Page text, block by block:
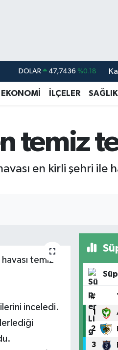
DOLAR 47,7436 %0.18
EURO 55,2510 %0.32
BİST100 13.779 %-14
EKONOMİ İLÇELER SAĞLIK
temiz
en kirli şehri ile
temiz
inceledi.
#
1
2
3